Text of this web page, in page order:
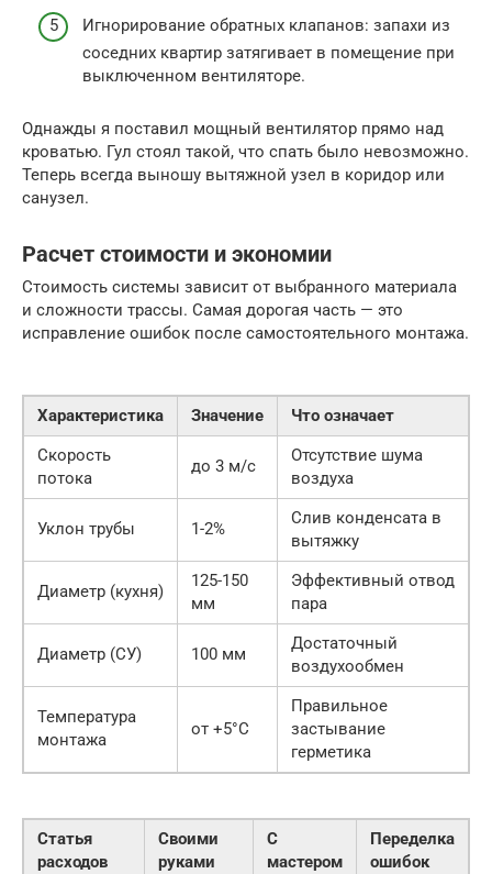
Игнорирование обратных клапанов: запахи из
соседних квартир затягивает в помещение при
выключенном вентиляторе.
Однажды я поставил мощный вентилятор прямо над
кроватью. Гул стоял такой, что спать было невозможно.
Теперь всегда выношу вытяжной узел в коридор или
санузел.
Расчет стоимости и экономии
Стоимость системы зависит от выбранного материала
и сложности трассы. Самая дорогая часть — это
исправление ошибок после самостоятельного монтажа.
Характеристика Значение
Что означает
Скорость
потока
до 3 м/с
Отсутствие шума
воздуха
Уклон трубы 1-2%
Слив конденсата в
вытяжку
Диаметр (кухня)
125-150
мм
Эффективный отвод
пара
Диаметр (СУ) 100 мм
Достаточный
воздухообмен
Температура
монтажа
от +5°C
Правильное
застывание
герметика
Статья
расходов
Своими
руками
С
мастером
Переделка
ошибок